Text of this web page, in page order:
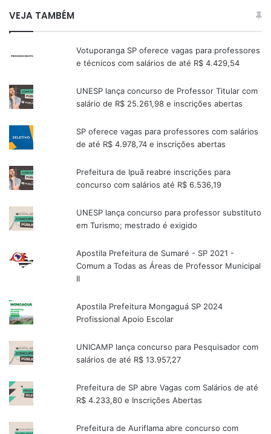
VEJA TAMBÉM
Votuporanga SP oferece vagas para professores
e técnicos com salários de até R$ 4.429,54
UNESP lança concurso de Professor Titular com
salário de R$ 25.261,98 e inscrições abertas
SP oferece vagas para professores com salários
de até R$ 4.978,74 e inscrições abertas
Prefeitura de Ipuã reabre inscrições para
concurso com salários até R$ 6.536,19
UNESP lança concurso para professor substituto
em Turismo; mestrado é exigido
Apostila Prefeitura de Sumaré - SP 2021 -
Comum a Todas as Áreas de Professor Municipal
II
Apostila Prefeitura Mongaguá SP 2024
Profissional Apoio Escolar
UNICAMP lança concurso para Pesquisador com
salários de até R$ 13.957,27
Prefeitura de SP abre Vagas com Salários de até
R$ 4.233,80 e Inscrições Abertas
Prefeitura de Auriflama abre concurso com